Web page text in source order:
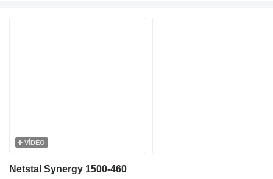
VÍDEO
Netstal Synergy 1500-460